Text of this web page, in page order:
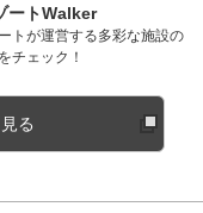
ートWalker
トが運営する多彩な施設の
チェック！
る